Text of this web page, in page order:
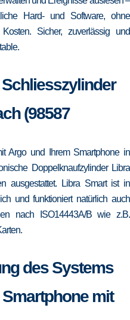
Hard- und Software, ohne
Sicher, zuverlässig und
(98587
Argo und Ihrem Smartphone in
Doppelknaufzylinder Libra
ausgestattet. Libra Smart ist in
und funktioniert natürlich auch
nach ISO14443A/B wie z.B.
des Systems
mit